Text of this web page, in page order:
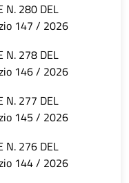
N. 280 DEL
147 / 2026
N. 278 DEL
146 / 2026
N. 277 DEL
145 / 2026
N. 276 DEL
144 / 2026